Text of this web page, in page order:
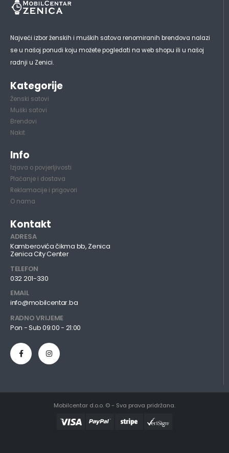
Najveći izbor ženskih i muških satova renomiranih brendova nalazi
se u našoj ponudi koju možete pogledati na web shopu ili u našoj
radnji u Zenici.
Kategorije
Ženski satovi
Muški satovi
Brendovi
Nakit
Info
Izjava o povjerljivosti
Plaćanje i dostava
Reklamacije i prigovori
O nama
Kontakt
ADRESA
Kamberovića čikma bb, Zenica
Zenica City Center
TELEFON
032 201-330
EMAIL
info@mobilcentar.ba
RADNO VRIJEME
Pon - Sub 09:00 - 21:00
Mobilcentar d.o.o. © - Sva prava pridržana.